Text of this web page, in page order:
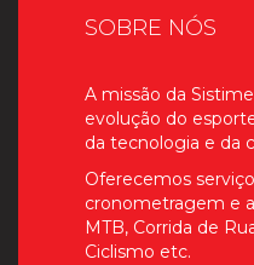
SOBRE NÓS
A missão da
evolução do
da tecnologia e da
Oferecemos
cronometragem e
MTB, Corrida de
Ciclismo etc.